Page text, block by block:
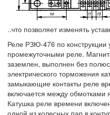
..что позволяет изменять
Реле РЗЮ-476 по
промежуточными реле.
заземлен, выполнен без
электрического торможения
замыкающие контакты реле
включается между обмотками
Катушка реле времени
одной из колесных пар в